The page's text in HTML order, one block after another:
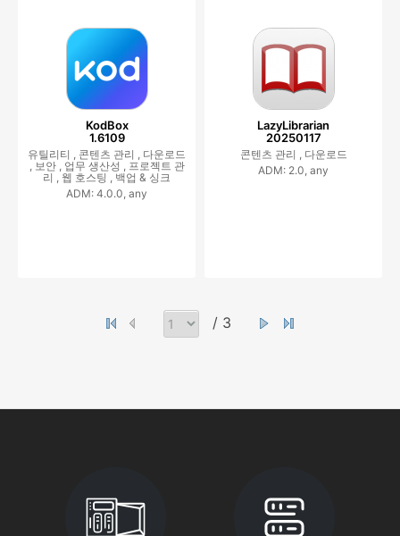
KodBox
1.6109
유틸리티 , 콘텐츠 관리 , 다운로드
보안 , 업무 생산성 , 프로젝트 관
리 , 웹 호스팅 , 백업 & 싱크
ADM: 4.0.0, any
LazyLibrarian
20250117
콘텐츠 관리 , 다운로드
ADM: 2.0, any
/ 3